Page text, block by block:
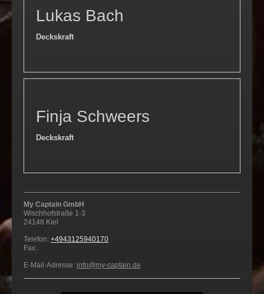
Lukas Bach
Deckskraft
Finja Schweers
Deckskraft
My Captain GmbH
Wischhofstraße 1-3
24148 Kiel
Telefon: +4943125940170
Fax:
E-Mail-Adresse: info@my-captain.de